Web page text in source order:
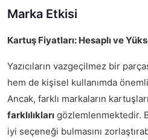
Marka Etkisi
Kartuş Fiyatları: Hesaplı ve
Yazıcıların vazgeçilmez bir
hem de kişisel kullanımda
Ancak, farklı markaların
farklılıkları gözlemlenmektedir.
iyi seçeneği bulmasını